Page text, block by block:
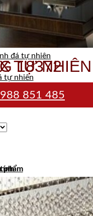
đá tự nhiên
SÁNG 18372
tự nhiên
851 485
phẩm